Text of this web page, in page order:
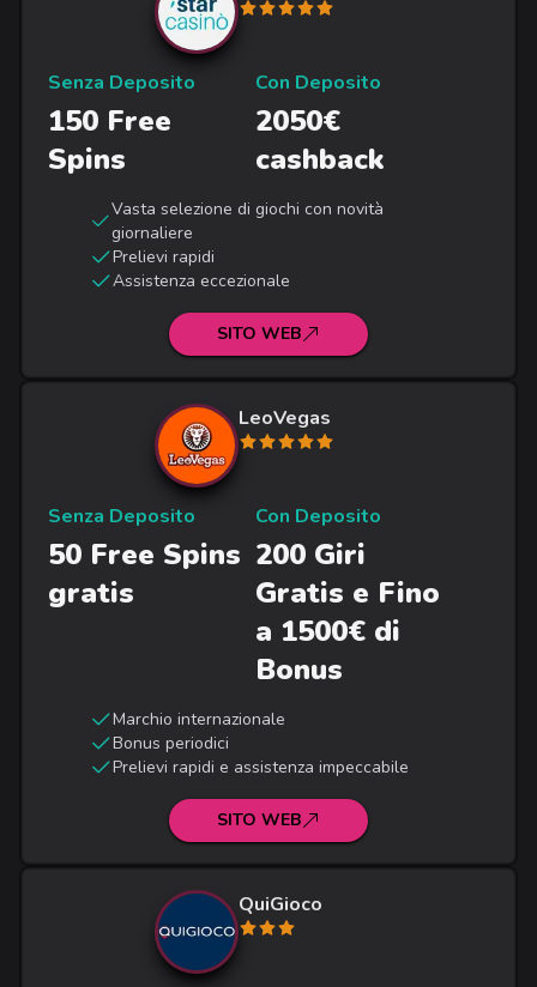
Senza Deposito
150 Free
Spins
Con Deposito
2050€
cashback
Vasta selezione di giochi con novità
giornaliere
Prelievi rapidi
Assistenza eccezionale
SITO WEB
LeoVegas
Senza Deposito
50 Free Spins
gratis
Con Deposito
200 Giri
Gratis e Fino
a 1500€ di
Bonus
Marchio internazionale
Bonus periodici
Prelievi rapidi e assistenza impeccabile
SITO WEB
QuiGioco